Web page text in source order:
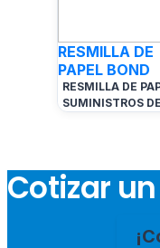
RESMILLA DE
PAPEL BOND
RESMILLA DE
SUMINISTROS
Cotizar